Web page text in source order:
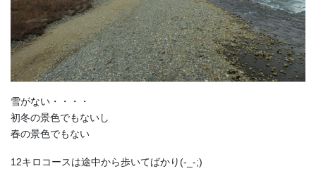
雪がない・・・・
初冬の景色でもないし
春の景色でもない
12キロコースは途中から歩いてばかり(-_-;)